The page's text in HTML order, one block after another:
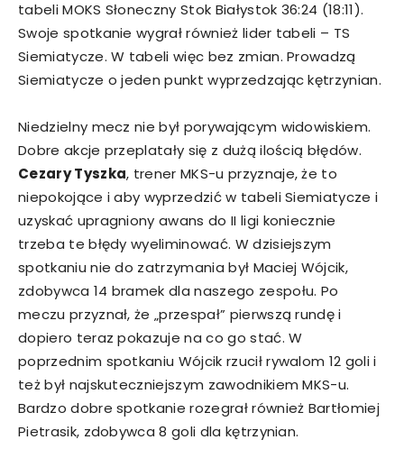
tabeli MOKS Słoneczny Stok Białystok 36:24 (18:11).
Swoje spotkanie wygrał również lider tabeli – TS
Siemiatycze. W tabeli więc bez zmian. Prowadzą
Siemiatycze o jeden punkt wyprzedzając kętrzynian.
Niedzielny mecz nie był porywającym widowiskiem.
Dobre akcje przeplatały się z dużą ilością błędów.
Cezary Tyszka, trener MKS-u przyznaje, że to
niepokojące i aby wyprzedzić w tabeli Siemiatycze i
uzyskać upragniony awans do II ligi koniecznie
trzeba te błędy wyeliminować. W dzisiejszym
spotkaniu nie do zatrzymania był Maciej Wójcik,
zdobywca 14 bramek dla naszego zespołu. Po
meczu przyznał, że „przespał” pierwszą rundę i
dopiero teraz pokazuje na co go stać. W
poprzednim spotkaniu Wójcik rzucił rywalom 12 goli i
też był najskuteczniejszym zawodnikiem MKS-u.
Bardzo dobre spotkanie rozegrał również Bartłomiej
Pietrasik, zdobywca 8 goli dla kętrzynian.